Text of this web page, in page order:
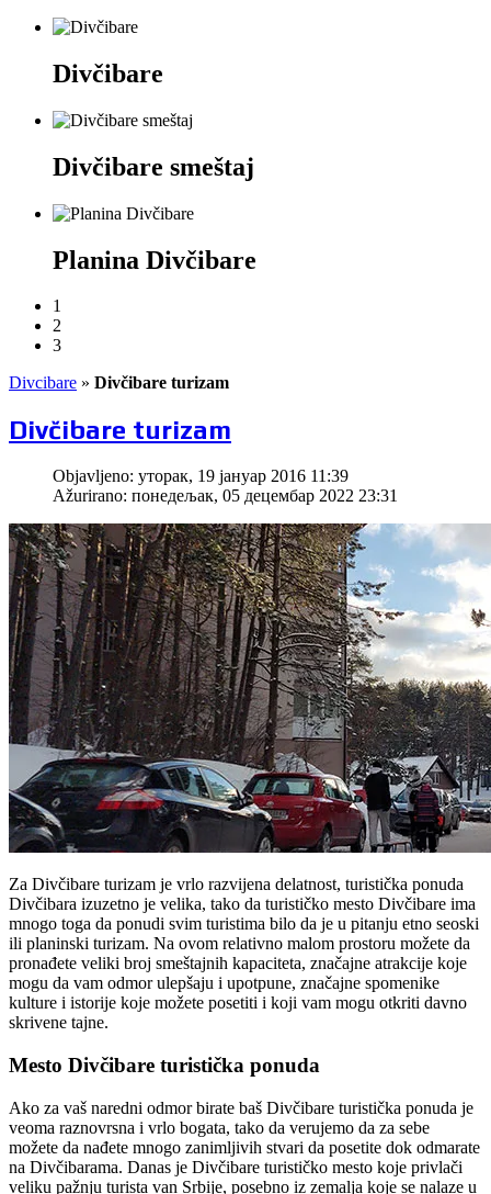
Divčibare
Divčibare smeštaj
Planina Divčibare
1
2
3
Divcibare » Divčibare turizam
Divčibare turizam
Objavljeno: уторак, 19 јануар 2016 11:39
Ažurirano: понедељак, 05 децембар 2022 23:31
Za Divčibare turizam je vrlo razvijena delatnost, turistička ponuda
Divčibara izuzetno je velika, tako da turističko mesto Divčibare ima
mnogo toga da ponudi svim turistima bilo da je u pitanju etno seoski
ili planinski turizam. Na ovom relativno malom prostoru možete da
pronađete veliki broj smeštajnih kapaciteta, značajne atrakcije koje
mogu da vam odmor ulepšaju i upotpune, značajne spomenike
kulture i istorije koje možete posetiti i koji vam mogu otkriti davno
skrivene tajne.
Mesto Divčibare turistička ponuda
Ako za vaš naredni odmor birate baš Divčibare turistička ponuda je
veoma raznovrsna i vrlo bogata, tako da verujemo da za sebe
možete da nađete mnogo zanimljivih stvari da posetite dok odmarate
na Divčibarama. Danas je Divčibare turističko mesto koje privlači
veliku pažnju turista van Srbije, posebno iz zemalja koje se nalaze u